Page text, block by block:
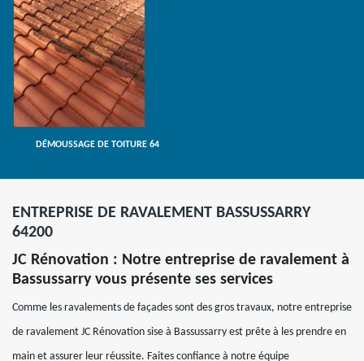
DÉMOUSSAGE DE TOITURE 64
ENTREPRISE DE RAVALEMENT BASSUSSARRY
64200
JC Rénovation : Notre entreprise de ravalement à
Bassussarry vous présente ses services
Comme les ravalements de façades sont des gros travaux, notre entreprise
de ravalement JC Rénovation sise à Bassussarry est prête à les prendre en
main et assurer leur réussite. Faites confiance à notre équipe